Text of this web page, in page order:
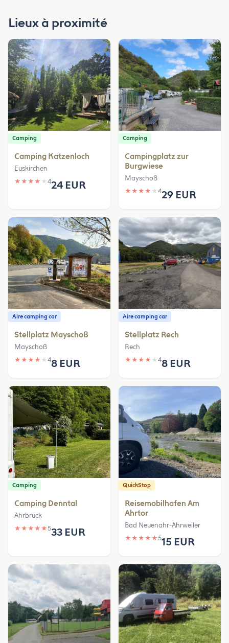
Lieux à proximité
Camping
Camping Katzenloch
Euskirchen
★ ★ ★ ★ ★ 424 EUR
Camping
Campingplatz zur
Burgwiese
Mayschoß
★ ★ ★ ★ ★ 429 EUR
Aire camping car
Stellplatz Mayschoß
Mayschoß
★ ★ ★ ★ ★ 48 EUR
Aire camping car
Stellplatz Rech
Rech
★ ★ ★ ★ ★ 48 EUR
Camping
Camping Denntal
Ahrbrück
★ ★ ★ ★ ★533 EUR
QuickStop
Reisemobilhafen Am
Ahrtor
Bad Neuenahr-Ahrweiler
★ ★ ★ ★ ★515 EUR